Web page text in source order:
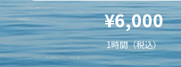
¥6,000
1時間（税込）